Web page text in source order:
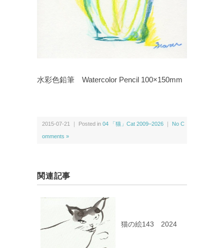
水彩色鉛筆 Watercolor Pencil 100×150mm
2015-07-21 ｜ Posted in 04 「猫」Cat 2009–2026 ｜ No C
omments »
関連記事
猫の絵143 2024